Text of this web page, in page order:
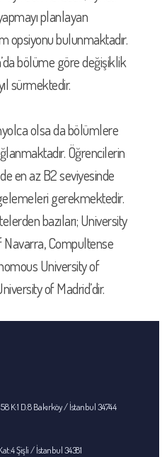
planlayan
opsiyonu bulunmaktadır.
bölüme göre değişiklik
sürmektedir.
olsa da bölümlere
Öğrencilerin
en az B2 seviyesinde
gerekmektedir.
bazıları; University
Compultense
University of
of Madrid’dir.
K:1 D:8 Bakırköy / İstanbul 34744
Şişli / İstanbul 34381